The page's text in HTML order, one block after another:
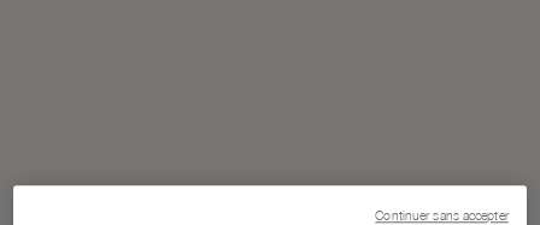
Continuer sans accepter